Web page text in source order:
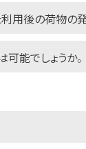
用後の荷物の
能でしょうか。